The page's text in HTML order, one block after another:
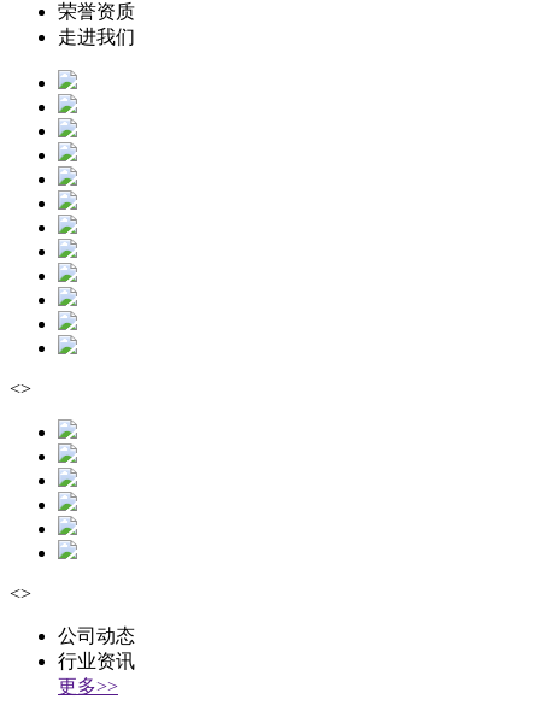
荣誉资质
走进我们
<>
<>
公司动态
行业资讯
更多>>